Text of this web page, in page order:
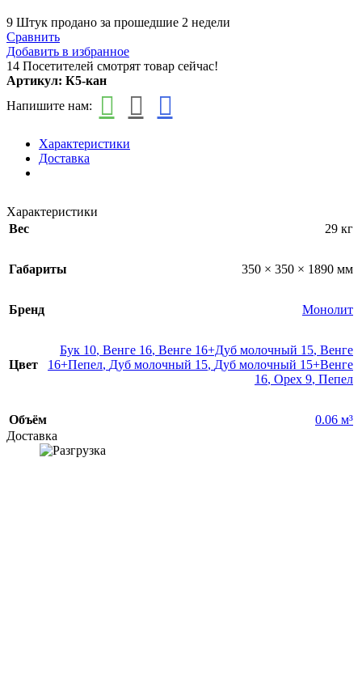
9 Штук продано за прошедшие 2 недели
Сравнить
Добавить в избранное
14 Посетителей смотрят товар сейчас!
Артикул: К5-кан
Напишите нам:
Характеристики
Доставка
Характеристики
Вес
29 кг
Габариты 350 × 350 × 1890 мм
Бренд Монолит
Цвет
Бук 10, Венге 16, Венге 16+Дуб молочный 15, Венге
16+Пепел, Дуб молочный 15, Дуб молочный 15+Венге
16, Орех 9, Пепел
Объём
0.06 м³
Доставка